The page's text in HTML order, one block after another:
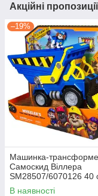
Акційні
–19%
Машинка-
Самоскид Віллера
SM28507/6070126 40
4976896
В наявності